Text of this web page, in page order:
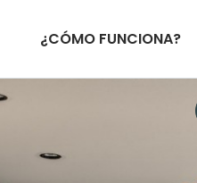
¿CÓMO FUNCIONA?